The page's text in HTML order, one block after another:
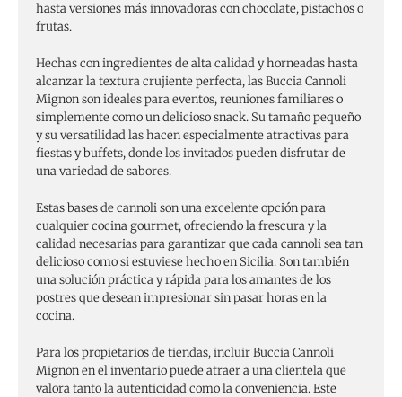
hasta versiones más innovadoras con chocolate, pistachos o
frutas.
Hechas con ingredientes de alta calidad y horneadas hasta
alcanzar la textura crujiente perfecta, las Buccia Cannoli
Mignon son ideales para eventos, reuniones familiares o
simplemente como un delicioso snack. Su tamaño pequeño
y su versatilidad las hacen especialmente atractivas para
fiestas y buffets, donde los invitados pueden disfrutar de
una variedad de sabores.
Estas bases de cannoli son una excelente opción para
cualquier cocina gourmet, ofreciendo la frescura y la
calidad necesarias para garantizar que cada cannoli sea tan
delicioso como si estuviese hecho en Sicilia. Son también
una solución práctica y rápida para los amantes de los
postres que desean impresionar sin pasar horas en la
cocina.
Para los propietarios de tiendas, incluir Buccia Cannoli
Mignon en el inventario puede atraer a una clientela que
valora tanto la autenticidad como la conveniencia. Este